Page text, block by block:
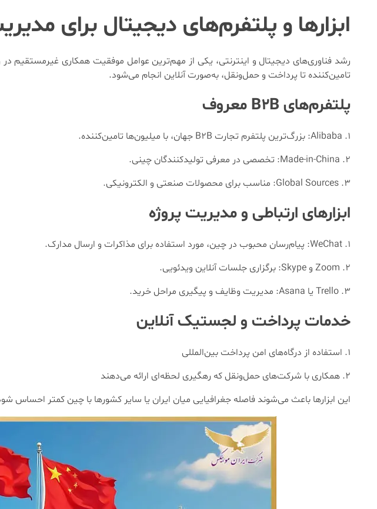
ابزارها و پلتفرم‌های دیجیتال برای
رشد فناوری‌های دیجیتال و اینترنتی، یکی از مهم‌ترین عوامل موفقیت همکاری غیرمستقیم
تامین‌کننده تا پرداخت و حمل‌ونقل، به‌صورت آنلاین انجام می‌شود.
پلتفرم‌های B2B معروف
Alibaba: بزرگ‌ترین پلتفرم تجارت B2B جهان، با میلیون‌ها تامین‌کننده.
Made-in-China: تخصصی در معرفی تولیدکنندگان چینی.
Global Sources: مناسب برای محصولات صنعتی و الکترونیکی.
ابزارهای ارتباطی و مدیریت پروژه
WeChat: پیام‌رسان محبوب در چین، مورد استفاده برای مذاکرات و ارسال مدارک.
Zoom و Skype: برگزاری جلسات آنلاین ویدئویی.
Trello یا Asana: مدیریت وظایف و پیگیری مراحل خرید.
خدمات پرداخت و لجستیک آنلاین
استفاده از درگاه‌های امن پرداخت بین‌المللی
همکاری با شرکت‌های حمل‌ونقل که رهگیری لحظه‌ای ارائه می‌دهند
این ابزارها باعث می‌شوند فاصله جغرافیایی میان ایران یا سایر کشورها با چین کمتر احساس